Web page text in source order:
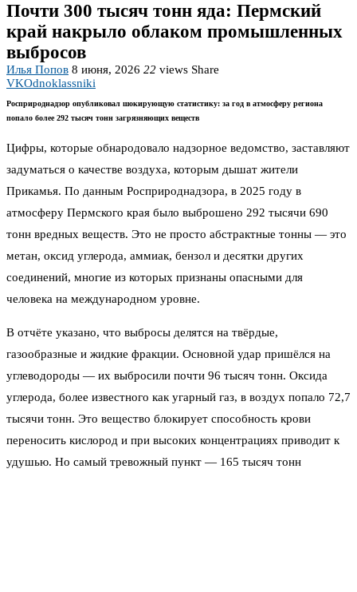
Почти 300 тысяч тонн яда: Пермский
край накрыло облаком промышленных
выбросов
Илья Попов 8 июня, 2026 22 views Share
VKOdnoklassniki
Росприроднадзор опубликовал шокирующую статистику: за год в атмосферу региона
попало более 292 тысяч тонн загрязняющих веществ
Цифры, которые обнародовало надзорное ведомство, заставляют
задуматься о качестве воздуха, которым дышат жители
Прикамья. По данным Росприроднадзора, в 2025 году в
атмосферу Пермского края было выброшено 292 тысячи 690
тонн вредных веществ. Это не просто абстрактные тонны — это
метан, оксид углерода, аммиак, бензол и десятки других
соединений, многие из которых признаны опасными для
человека на международном уровне.
В отчёте указано, что выбросы делятся на твёрдые,
газообразные и жидкие фракции. Основной удар пришёлся на
углеводороды — их выбросили почти 96 тысяч тонн. Оксида
углерода, более известного как угарный газ, в воздух попало 72,7
тысячи тонн. Это вещество блокирует способность крови
переносить кислород и при высоких концентрациях приводит к
удушью. Но самый тревожный пункт — 165 тысяч тонн